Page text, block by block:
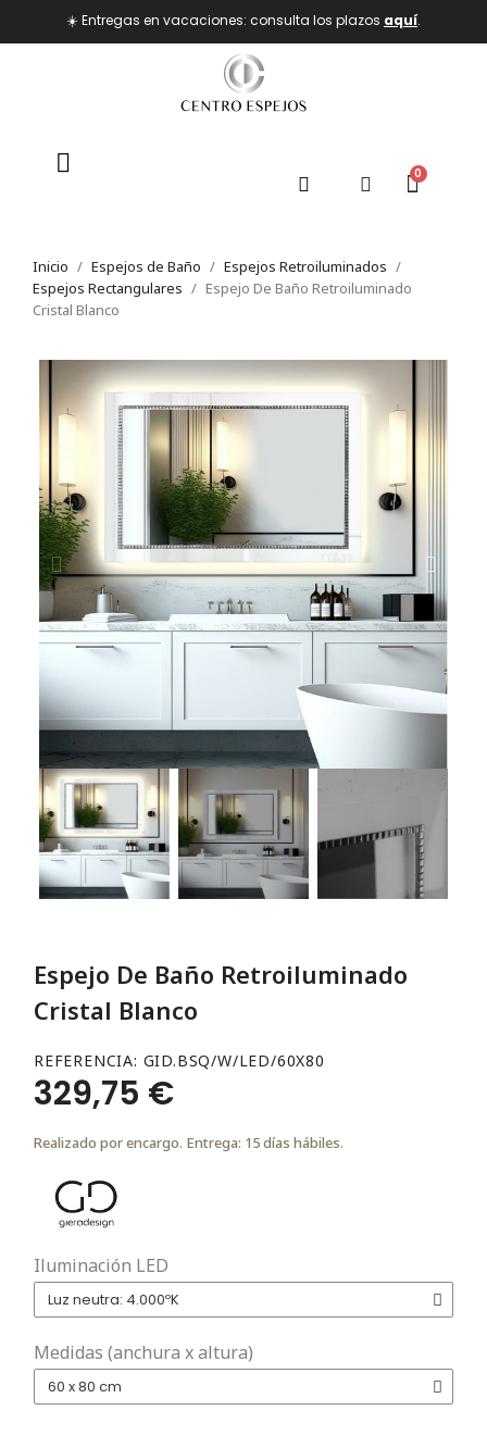
☀️ Entregas en vacaciones: consulta los plazos aquí.
Inicio Espejos de Baño
Espejos Retroiluminados
Espejos Rectangulares
Espejo De Baño Retroiluminado
Cristal Blanco
Espejo De Baño Retroiluminado
Cristal Blanco
REFERENCIA GID.BSQ/W/LED/60X80
329,75 €
Realizado por encargo. Entrega: 15 días hábiles.
Iluminación LED
Medidas (anchura x altura)